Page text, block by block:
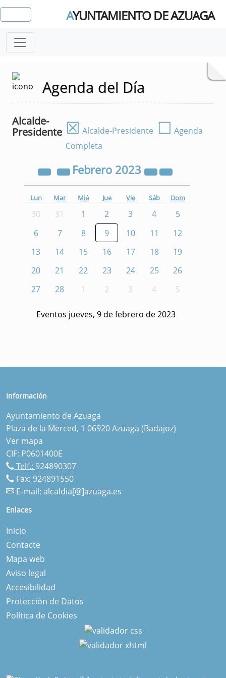
AYUNTAMIENTO DE AZUAGA
Agenda del Día
Alcalde-
Presidente ☒ Alcalde-Presidente ☐ Agenda
Completa
Febrero 2023
Lun Mar Mié Jue Vie Sáb Dom
30 31 1 2 3 4
5
6
7 8 9 10 11
12
13
14 15 16 17 18
19
20
21 22 23 24 25
26
27
28 1 2 3 4 5
Eventos jueves, 9 de febrero de 2023
Información
Ayuntamiento de Azuaga
Plaza de la Merced, 1 06920 Azuaga (Badajoz)
Ver mapa
CIF: P0601400E
Telf.: 924890307
Fax: 924891550
E-mail: alcaldia[@]azuaga.es
Enlaces
Inicio
Contacte
Mapa web
Aviso legal
Accesibilidad
Protección de Datos
Política de Cookies